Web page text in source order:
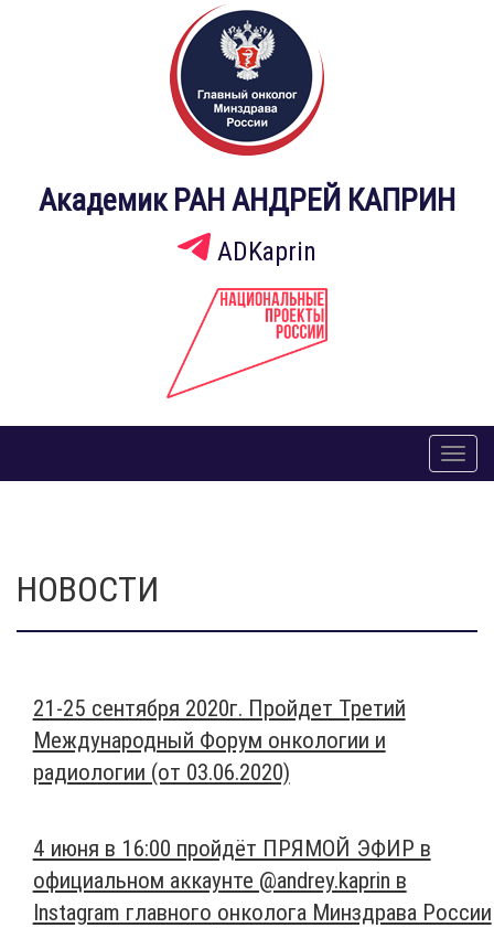
Академик РАН АНДРЕЙ КАПРИН
ADKaprin
НОВОСТИ
21-25 сентября 2020г. Пройдет Третий
Международный Форум онкологии и
радиологии (от 03.06.2020)
4 июня в 16:00 пройдёт ПРЯМОЙ ЭФИР в
официальном аккаунте @andrey.kaprin в
Instagram главного онколога Минздрава России